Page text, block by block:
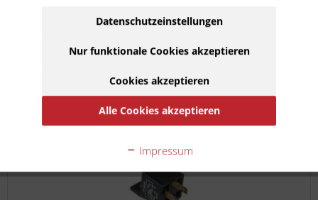
Lieferzeit ca. 1 Werktag
Auf die Merkliste
Datenschutzeinstellungen
Nur funktionale Cookies akzeptieren
Cookies akzeptieren
Alle Cookies akzeptieren
Impressum